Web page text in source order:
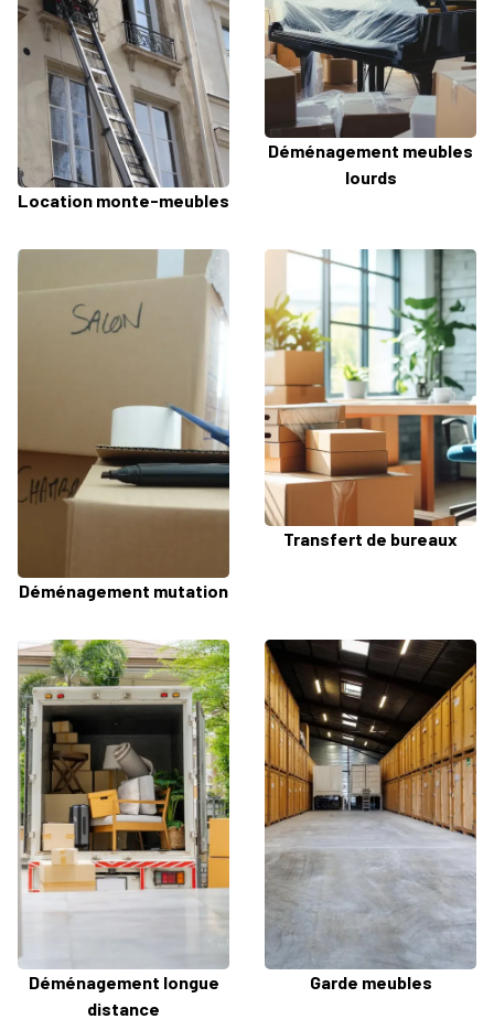
Location monte-meubles
Déménagement meubles
lourds
Déménagement mutation
Transfert de bureaux
Déménagement longue
distance
Garde meubles